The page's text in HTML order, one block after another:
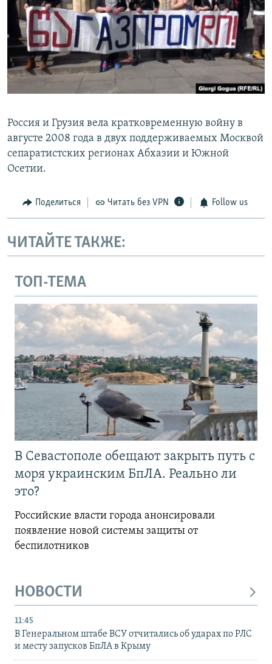
Россия и Грузия вела кратковременную войну в
августе 2008 года в двух поддерживаемых Москвой
сепаратистских регионах Абхазии и Южной
Осетии.
Поделиться Читать без VPN Follow us
ЧИТАЙТЕ ТАКЖЕ:
ТОП-ТЕМА
В Севастополе обещают закрыть путь с
моря украинским БпЛА. Реально ли
это?
Российские власти города анонсировали
появление новой системы защиты от
беспилотников
НОВОСТИ
11:45
В Генеральном штабе ВСУ отчитались об ударах по РЛС
и месту запусков БпЛА в Крыму